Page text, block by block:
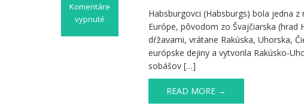
Komentáre
vypnuté
Habsburgovci (Habsburgs) bola jedna
Európe, pôvodom zo Švajčiarska
dŕžavami, vrátane Rakúska, Uhorska,
európske dejiny a vytvorila Rakúsko-
sobášov […]
READ MORE →